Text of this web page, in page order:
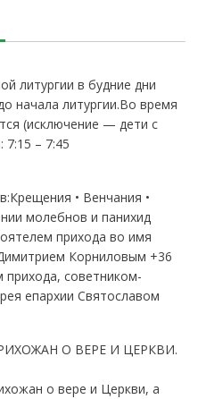
литургии в будние дни
начала литургии.Во время
(исключение — дети с
7:15 – 7:45
• Венчания •
молебнов и панихид
прихода во имя
Корниловым +36
советником-
епархии Святославом
О ВЕРЕ И ЦЕРКВИ.
о вере и Церкви, а